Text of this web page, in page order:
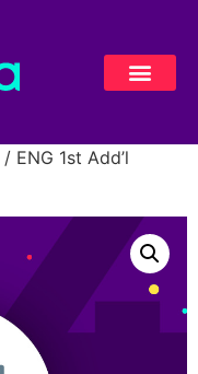
/ ENG 1st Add’l